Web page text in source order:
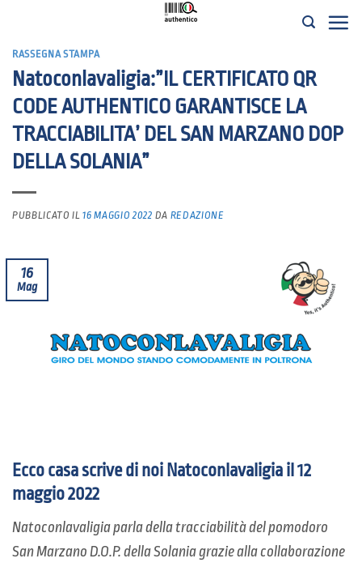
contenuti
RASSEGNA STAMPA
Natoconlavaligia:”IL CERTIFICATO QR
CODE AUTHENTICO GARANTISCE LA
TRACCIABILITA’ DEL SAN MARZANO DOP
DELLA SOLANIA”
PUBBLICATO IL16 MAGGIO 2022 DA REDAZIONE
16
Mag
Ecco casa scrive di noi Natoconlavaligia il 12
maggio 2022
Natoconlavaligia parla della tracciabilità del pomodoro
San Marzano D.O.P. della Solania grazie alla collaborazione